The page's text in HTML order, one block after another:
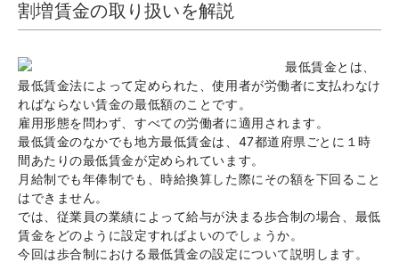
割増賃金の取り扱いを解説
最低賃金とは、
最低賃金法によって定められた、使用者が労働者に支払わなけ
ればならない賃金の最低額のことです。
雇用形態を問わず、すべての労働者に適用されます。
最低賃金のなかでも地方最低賃金は、47都道府県ごとに１時
間あたりの最低賃金が定められています。
月給制でも年俸制でも、時給換算した際にその額を下回ること
はできません。
では、従業員の業績によって給与が決まる歩合制の場合、最低
賃金をどのように設定すればよいのでしょうか。
今回は歩合制における最低賃金の設定について説明します。